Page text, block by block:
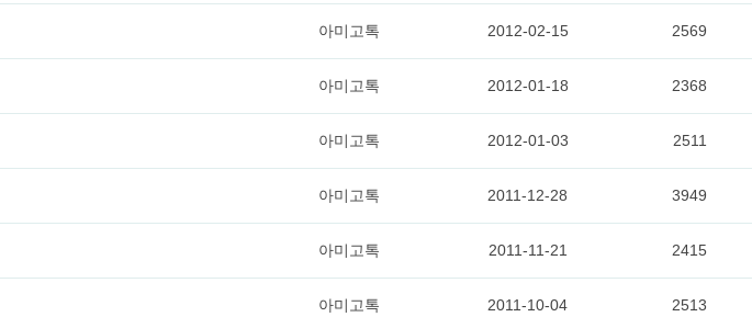
아미고톡 2012-02-15 2569
아미고톡 2012-01-18 2368
아미고톡 2012-01-03 2511
아미고톡 2011-12-28 3949
아미고톡 2011-11-21 2415
아미고톡 2011-10-04 2513